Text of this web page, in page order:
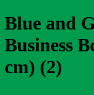
Blue and
Business
cm) (2)